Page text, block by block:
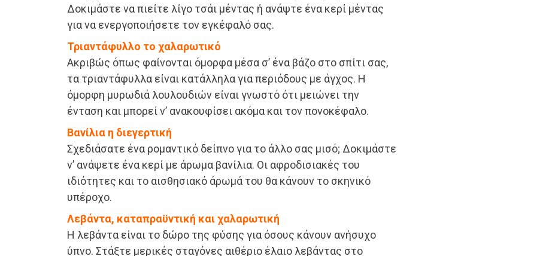
Δοκιμάστε να πιείτε λίγο τσάι μέντας ή ανάψτε ένα κερί μέντας
για να ενεργοποιήσετε τον εγκέφαλό σας.
Τριαντάφυλλο το χαλαρωτικό
Ακριβώς όπως φαίνονται όμορφα μέσα σ’ ένα βάζο στο σπίτι σας,
τα τριαντάφυλλα είναι κατάλληλα για περιόδους με άγχος. Η
όμορφη μυρωδιά λουλουδιών είναι γνωστό ότι μειώνει την
ένταση και μπορεί ν’ ανακουφίσει ακόμα και τον πονοκέφαλο.
Βανίλια η διεγερτική
Σχεδιάσατε ένα ρομαντικό δείπνο για το άλλο σας μισό; Δοκιμάστε
ν’ ανάψετε ένα κερί με άρωμα βανίλια. Οι αφροδισιακές του
ιδιότητες και το αισθησιακό άρωμά του θα κάνουν το σκηνικό
υπέροχο.
Λεβάντα, καταπραϋντική και χαλαρωτική
Η λεβάντα είναι το δώρο της φύσης για όσους κάνουν ανήσυχο
ύπνο. Στάξτε μερικές σταγόνες αιθέριο έλαιο λεβάντας στο